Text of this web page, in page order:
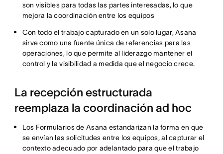
son visibles para todas las partes interesadas, lo que
mejora la coordinación entre los equipos
Con todo el trabajo capturado en un solo lugar, Asana
sirve como una fuente única de referencias para las
operaciones, lo que permite al liderazgo mantener el
control y la visibilidad a medida que el negocio crece.
La recepción estructurada
reemplaza la coordinación ad hoc
Los Formularios de Asana estandarizan la forma en que
se envían las solicitudes entre los equipos, al capturar el
contexto adecuado por adelantado para que el trabajo